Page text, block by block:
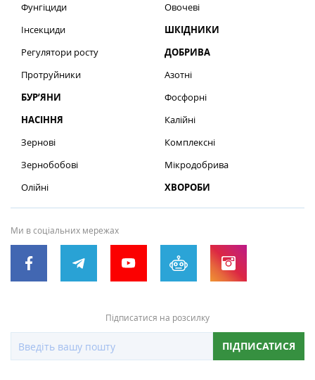
Фунгіциди
Інсекциди
Регулятори росту
Протруйники
БУР’ЯНИ
НАСІННЯ
Зернові
Зернобобові
Олійні
Овочеві
ШКІДНИКИ
ДОБРИВА
Азотні
Фосфорні
Калійні
Комплексні
Мікродобрива
ХВОРОБИ
Ми в соціальних мережах
Підписатися на розсилку
ПІДПИСАТИСЯ